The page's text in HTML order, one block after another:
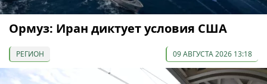
Ормуз: Иран диктует условия США
РЕГИОН 09 АВГУСТА 2026 13:18